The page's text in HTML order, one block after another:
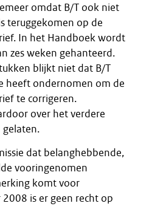
omdat B/T ook niet
teruggekomen op de
In het Handboek wordt
zes weken gehanteerd.
blijkt niet dat B/T
heeft ondernomen om de
te corrigeren.
over het verdere
dat belanghebbende,
vooringenomen
komt voor
is er geen recht op